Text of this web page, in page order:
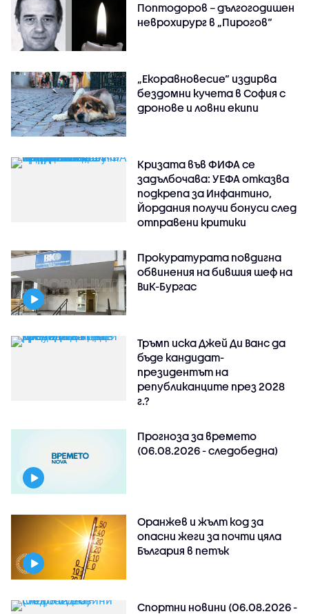
Поптодоров – дългогодишен
неврохирург в „Пирогов“
„Екоравновесие“ издирва
бездомни кучета в София с
дронове и ловни екипи
Кризата във ФИФА се
задълбочава: УЕФА отказва
подкрепа за Инфантино,
Йордания получи бонуси след
отправени критики
Прокуратурата повдигна
обвинения на бившия шеф на
ВиК-Бургас
Тръмп иска Джей Ди Ванс да
бъде кандидат-
президентът на
републиканците през 2028
г.?
Прогноза за времето
(06.08.2026 - следобедна)
Оранжев и жълт код за
опасни жеги за почти цяла
България в петък
Спортни новини (06.08.2026 -